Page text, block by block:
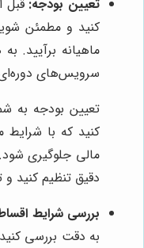
تعیین بودجه: قبل
کنید و مطمئن
ماهیانه برآیید.
سرویس‌های دوره‌ای
تعیین بودجه به
کنید که با شرایط
مالی جلوگیری
دقیق تنظیم کنید و
بررسی شرایط
به دقت بررسی